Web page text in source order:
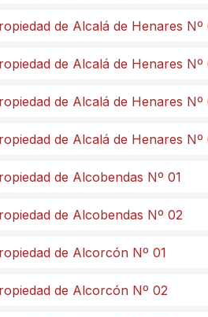
de Alcalá de Henares Nº
de Alcalá de Henares Nº
de Alcalá de Henares Nº
de Alcalá de Henares Nº
de Alcobendas Nº 01
de Alcobendas Nº 02
de Alcorcón Nº 01
de Alcorcón Nº 02